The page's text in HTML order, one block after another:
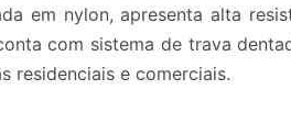
em nylon, apresenta alta
com sistema de trava
residenciais e comerciais.